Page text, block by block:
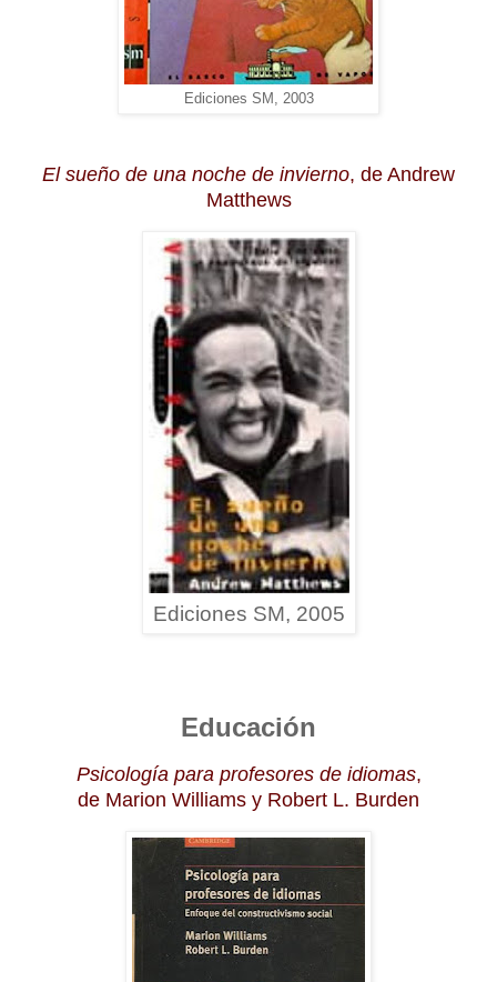
Ediciones SM, 2003
El sueño de una noche de invierno, de Andrew
Matthews
Ediciones SM, 2005
Educación
Psicología para profesores de idiomas,
de Marion Williams y Robert L. Burden